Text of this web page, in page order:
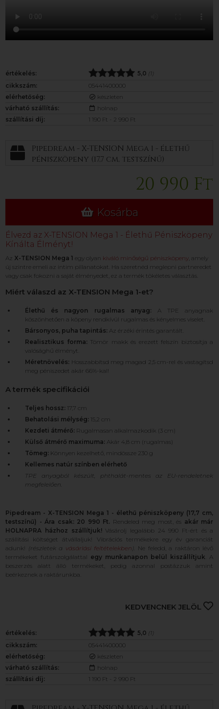
értékelés: 5,0 (1)
cikkszám:
05441400000
elérhetőség:
készleten
várható szállítás:
holnap
szállítási díj:
1 190 Ft - 2 990 Ft
Pipedream - X-TENSION Mega 1 - élethű
péniszköpeny (17,7 cm, testszínű)
20 990 Ft
Kosárba
Élvezd az X-TENSION Mega 1 - Élethű Péniszköpeny
Kínálta Élményt!
Az X-TENSION Mega 1 egy olyan kiváló minőségű péniszköpeny, amely
új szintre emeli az intim pillanatokat. Ha szeretnéd meglepni partneredet
vagy csak fokozni a saját élményedet, ez a termék tökéletes választás.
Miért válaszd az X-TENSION Mega 1-et?
Élethű és nagyon rugalmas anyag: A TPE anyagnak
köszönhetően a köpeny rendkívül rugalmas és kényelmes viselet.
Bársonyos, puha tapintás: Az érzéki érintés garantált.
Realisztikus forma: Tömör makk és erezett felszín biztosítja a
valósághű élményt.
Méretnövelés: Hosszabbítsd meg magad 2,5 cm-rel és vastagítsd
meg péniszedet akár 66%-kal!
A termék specifikációi
Teljes hossz: 17,7 cm
Behatolási mélység: 15,2 cm
Kezdeti átmérő: Rugalmasan alkalmazkodik (3 cm)
Külső átmérő maximuma: Akár 4,8 cm (rugalmas)
Tömeg: Könnyen kezelhető, mindössze 230 g
Kellemes natúr színben elérhető
TPE anyagból készült, phthalát-mentes az EU-rendeletnek
megfelelően.
Pipedream - X-TENSION Mega 1 - élethű péniszköpeny (17,7 cm,
testszínű) - Ára csak: 20 990 Ft. Rendeled meg most, és akár már
HOLNAPRA házhoz szállítjuk! Vásárolj legalább 24 990 Ft-ért és a
szállítási költséget átvállaljuk! Vibrációs termékekre egy év garanciát
adunk! (részletek a vásárlási feltételekben ) . Ne feledd, a raktáron lévő
termékeket futárszolgálattal egy munkanapon belül kiszállítjuk . A
beszerzés alatt álló termékeket, pedig azonnal postázzuk amint
beérkeznek a raktárunkba.
KEDVENCNEK JELÖL
értékelés: 5,0 (1)
cikkszám:
05441400000
elérhetőség:
készleten
várható szállítás:
holnap
szállítási díj:
1 190 Ft - 2 990 Ft